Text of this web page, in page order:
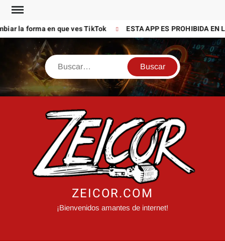
Saltar
contenido
la forma en que ves TikTok ESTA APP ES PROHIBIDA EN
Buscar
ZEICOR.COM
¡Bienvenidos amantes de internet!